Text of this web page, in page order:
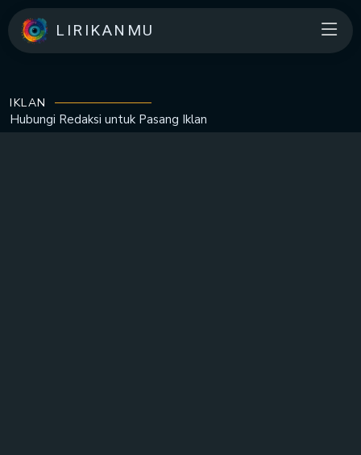
LIRIKANMU
IKLAN
Hubungi Redaksi untuk Pasang Iklan